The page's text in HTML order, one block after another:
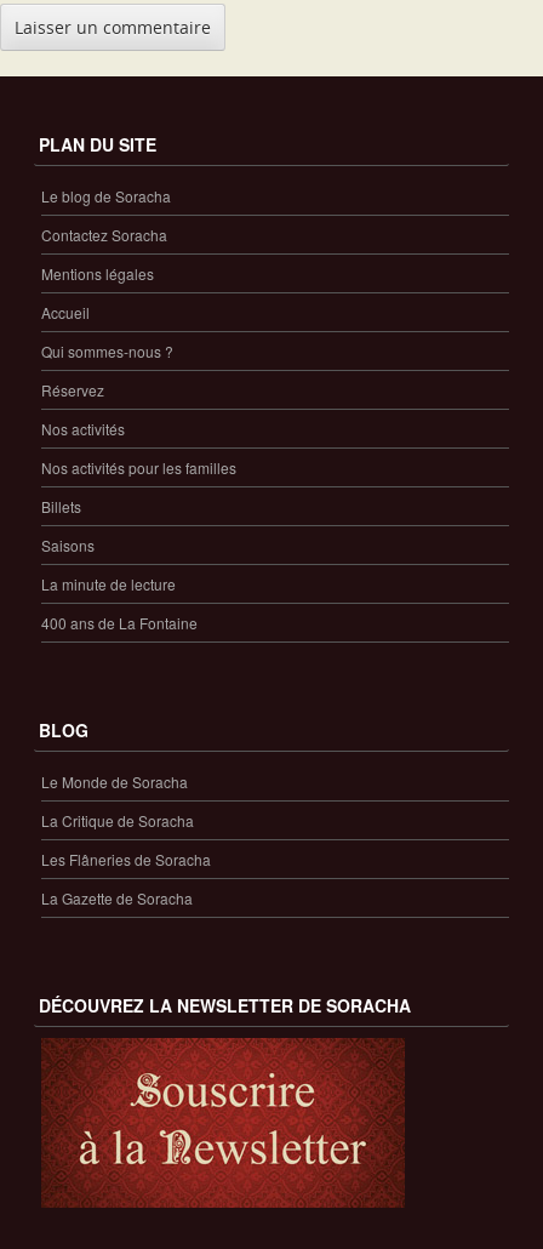
PLAN DU SITE
Le blog de Soracha
Contactez Soracha
Mentions légales
Accueil
Qui sommes-nous ?
Réservez
Nos activités
Nos activités pour les familles
Billets
Saisons
La minute de lecture
400 ans de La Fontaine
BLOG
Le Monde de Soracha
La Critique de Soracha
Les Flâneries de Soracha
La Gazette de Soracha
DÉCOUVREZ LA NEWSLETTER DE SORACHA